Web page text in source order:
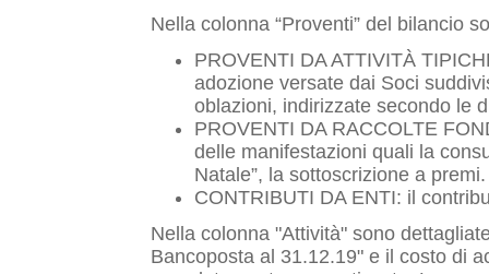
Nella colonna “Proventi” del bilancio
PROVENTI DA ATTIVITÀ
adozione versate dai Soci
oblazioni, indirizzate secondo le
PROVENTI DA RACCOLTE
delle manifestazioni quali la
Natale”, la sottoscrizione a premi.
CONTRIBUTI DA ENTI: il
Nella colonna "Attività" sono
Bancoposta al 31.12.19" e il costo di